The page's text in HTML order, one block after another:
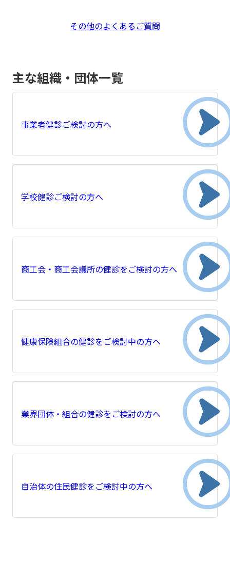
その他のよくあるご質問
主な組織・団体一覧
事業者健診ご検討の方へ
学校健診ご検討の方へ
商工会・商工会議所の健診をご検討の方へ
健康保険組合の健診をご検討中の方へ
業界団体・組合の健診をご検討の方へ
自治体の住民健診をご検討中の方へ